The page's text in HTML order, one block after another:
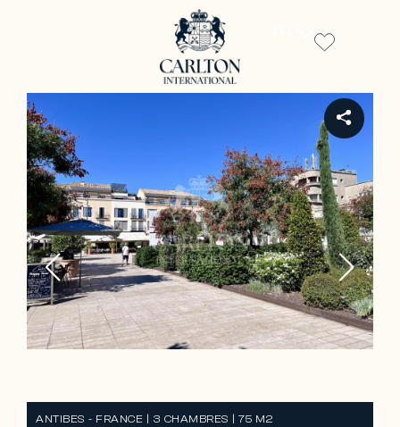
ANTIBES - FRANCE | 3 CHAMBRES | 75 M2